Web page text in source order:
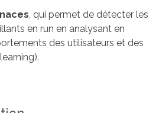
, qui permet de détecter les
en run en analysant en
des utilisateurs et des